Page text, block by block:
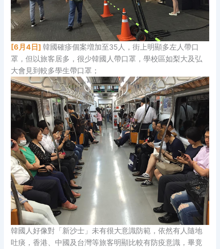
[6月4日]韓國確疹個案増加至35人，街上明顯多左人帶口
罩，但以旅客居多，很少韓國人帶口罩，學校區如梨大及弘
大會見到較多學生帶口罩；
韓國人好像對「新沙士」未有很大意識防範，依然有人隨地
吐痰，香港、中國及台灣等旅客明顯比較有防疫意識，畢竟